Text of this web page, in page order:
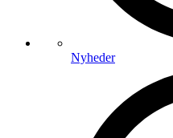
Nyheder